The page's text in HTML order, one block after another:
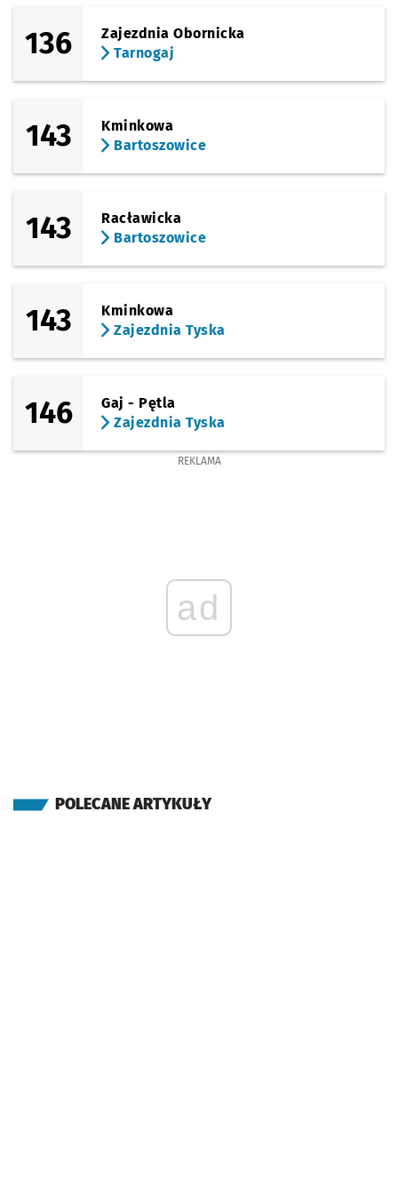
Morwowa NŻPrzystanek na życzenie
Złotostocka NŻ 1'
Tarnogaj
136
Zajezdnia Obornicka
Tarnogaj
143
Kminkowa
Bartoszowice
143
Racławicka
Bartoszowice
143
Kminkowa
Zajezdnia Tyska
146
Gaj - Pętla
Zajezdnia Tyska
REKLAMA
ad
POLECANE ARTYKUŁY